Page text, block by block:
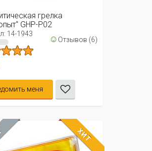
грелка
GHP-P02
14-1943 ☺ Отзывов (6)
меня
ХИТ